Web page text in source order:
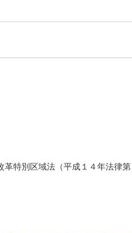
革特別区域法（平成１４年法